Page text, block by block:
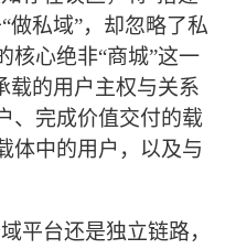
做私域”，却忽略了私
核心绝非“商城”这一
载的用户主权与关系
完成价值交付的载
体中的用户，以及与
平台还是独立链路，